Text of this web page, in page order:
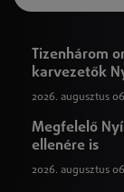
Tizenhárom
karvezetők
2026. augusztus
Megfelelő
ellenére is
2026. augusztus